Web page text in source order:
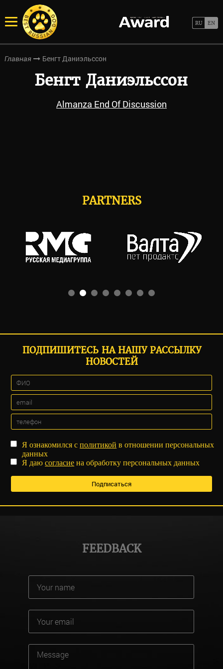
Главная Бенгт Даниэльссон
Бенгт Даниэльссон
Almanza End Of Discussion
PARTNERS
ПОДПИШИТЕСЬ НА НАШУ РАССЫЛКУ
НОВОСТЕЙ
Я ознакомился сполитикой в отношении персональных
данных
Я даюсогласие на обработку персональных данных
FEEDBACK